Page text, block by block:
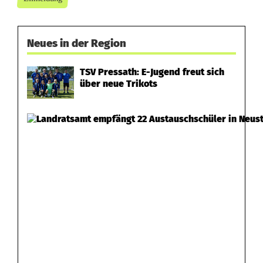
e
r
Neues in der Region
TSV Pressath: E-Jugend freut sich
über neue Trikots